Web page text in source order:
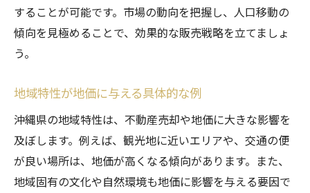
することが可能です。市場の動向を把握し、人口移動の
傾向を見極めることで、効果的な販売戦略を立てましょ
う。
地域特性が地価に与える具体的な例
沖縄県の地域特性は、不動産売却や地価に大きな影響を
及ぼします。例えば、観光地に近いエリアや、交通の便
が良い場所は、地価が高くなる傾向があります。また、
地域固有の文化や自然環境も地価に影響を与える要因で